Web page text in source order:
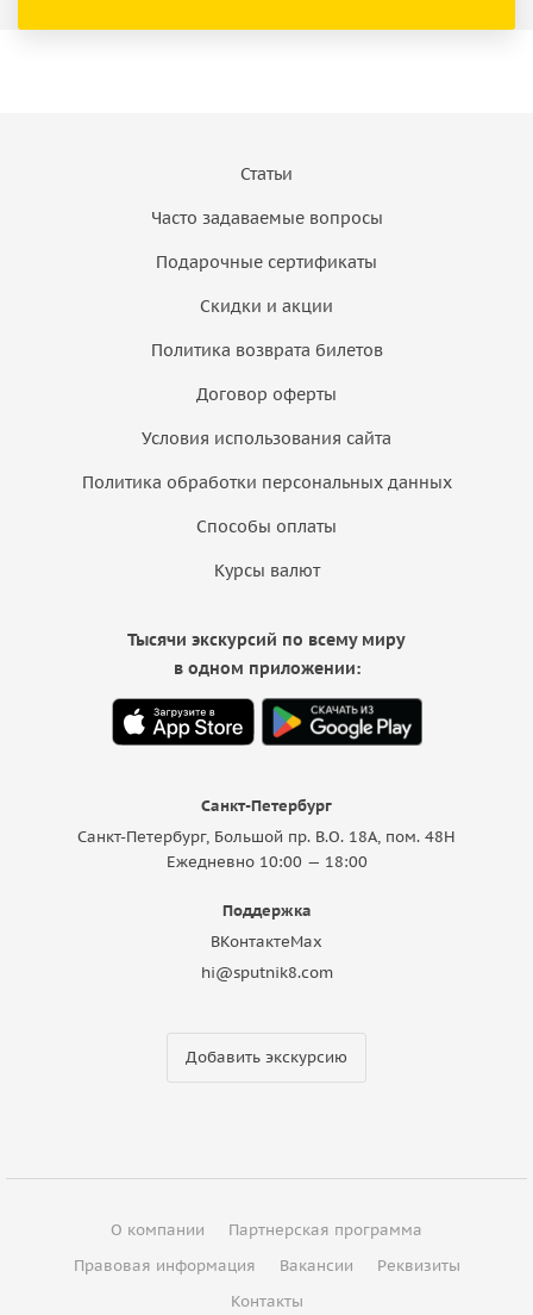
Статьи
Часто задаваемые вопросы
Подарочные сертификаты
Скидки и акции
Политика возврата билетов
Договор оферты
Условия использования сайта
Политика обработки персональных данных
Способы оплаты
Курсы валют
Санкт-Петербург
Санкт-Петербург, Большой пр. В.О. 18A, пом. 48Н
Ежедневно 10:00 — 18:00
Поддержка
ВКонтактеMax
hi@sputnik8.com
Добавить экскурсию
Тысячи экскурсий по всему миру
в одном приложении:
О компании
Партнерская программа
Правовая информация
Вакансии
Реквизиты
Контакты